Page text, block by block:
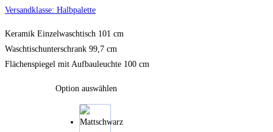
Versandklasse: Halbpalette
Keramik Einzelwaschtisch 101 cm
Waschtischunterschrank 99,7 cm
Flächenspiegel mit Aufbauleuchte 100 cm
Option auswählen